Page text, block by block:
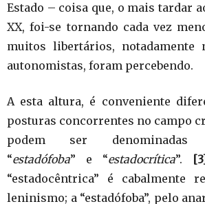
Estado – coisa que, o mais tardar
XX, foi-se tornando cada vez
muitos libertários, notadamente
autonomistas, foram percebendo.
A esta altura, é conveniente
posturas concorrentes no campo
podem ser denominadas
“estadófoba” e “estadocrítica”. [3]
“estadocêntrica” é cabalmente
leninismo; a “estadófoba”, pelo